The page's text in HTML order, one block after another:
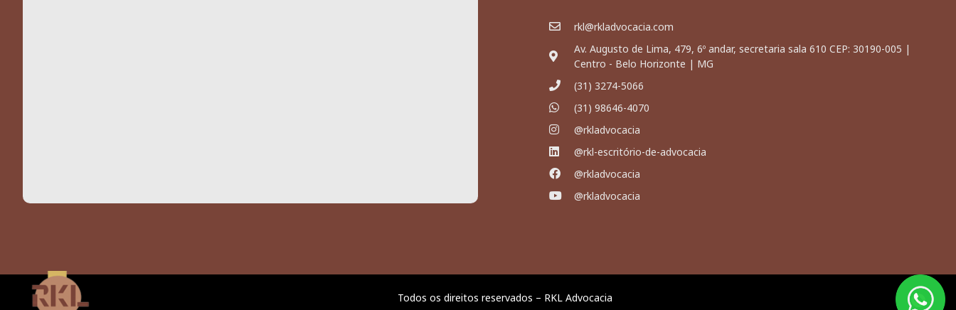
rkl@rkladvocacia.com
Av. Augusto de Lima, 479, 6º andar, secretaria sala 610 CEP: 30190-005 |
Centro - Belo Horizonte | MG
(31) 3274-5066
(31) 98646-4070
@rkladvocacia
@rkl-escritório-de-advocacia
@rkladvocacia
@rkladvocacia
Todos os direitos reservados – RKL Advocacia